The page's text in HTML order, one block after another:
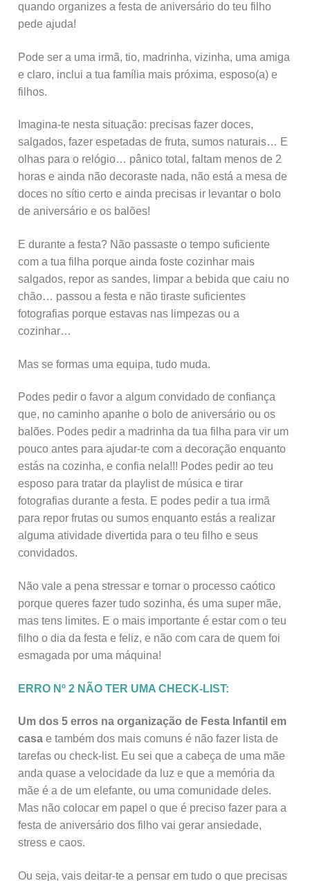
quando organizes a festa de aniversário do teu filho
pede ajuda!
Pode ser a uma irmã, tio, madrinha, vizinha, uma amiga
e claro, inclui a tua família mais próxima, esposo(a) e
filhos.
Imagina-te nesta situação: precisas fazer doces,
salgados, fazer espetadas de fruta, sumos naturais… E
olhas para o relógio… pânico total, faltam menos de 2
horas e ainda não decoraste nada, não está a mesa de
doces no sítio certo e ainda precisas ir levantar o bolo
de aniversário e os balões!
E durante a festa? Não passaste o tempo suficiente
com a tua filha porque ainda foste cozinhar mais
salgados, repor as sandes, limpar a bebida que caiu no
chão… passou a festa e não tiraste suficientes
fotografias porque estavas nas limpezas ou a
cozinhar…
Mas se formas uma equipa, tudo muda.
Podes pedir o favor a algum convidado de confiança
que, no caminho apanhe o bolo de aniversário ou os
balões. Podes pedir a madrinha da tua filha para vir um
pouco antes para ajudar-te com a decoração enquanto
estás na cozinha, e confia nela!!! Podes pedir ao teu
esposo para tratar da playlist de música e tirar
fotografias durante a festa. E podes pedir a tua irmã
para repor frutas ou sumos enquanto estás a realizar
alguma atividade divertida para o teu filho e seus
convidados.
Não vale a pena stressar e tornar o processo caótico
porque queres fazer tudo sozinha, és uma super mãe,
mas tens limites. E o mais importante é estar com o teu
filho o dia da festa e feliz, e não com cara de quem foi
esmagada por uma máquina!
ERRO Nº 2 NÃO TER UMA CHECK-LIST:
Um dos 5 erros na organização de Festa Infantil em
casa e também dos mais comuns é não fazer lista de
tarefas ou check-list. Eu sei que a cabeça de uma mãe
anda quase a velocidade da luz e que a memória da
mãe é a de um elefante, ou uma comunidade deles.
Mas não colocar em papel o que é preciso fazer para a
festa de aniversário dos filho vai gerar ansiedade,
stress e caos.
Ou seja, vais deitar-te a pensar em tudo o que precisas